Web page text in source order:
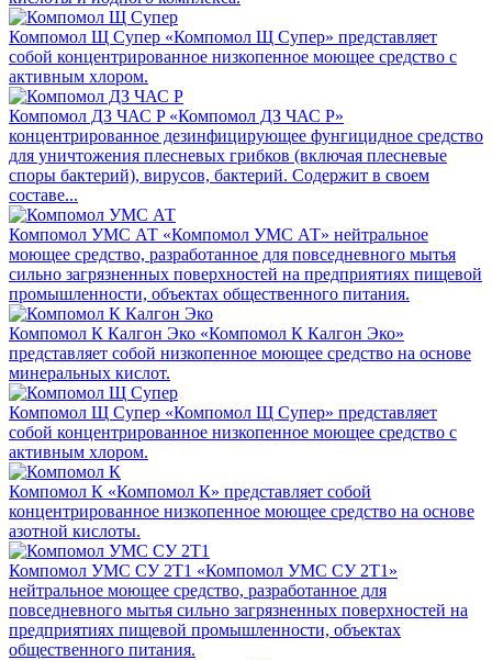
Компомол Щ Супер «Компомол Щ Супер» представляет
собой концентрированное низкопенное моющее средство с
активным хлором.
Компомол ДЗ ЧАС P «Компомол ДЗ ЧАС Р»
концентрированное дезинфицирующее фунгицидное средство
для уничтожения плесневых грибков (включая плесневые
споры бактерий), вирусов, бактерий. Содержит в своем
составе...
Компомол УМС АТ «Компомол УМС АТ» нейтральное
моющее средство, разработанное для повседневного мытья
сильно загрязненных поверхностей на предприятиях пищевой
промышленности, объектах общественного питания.
Компомол К Калгон Эко «Компомол К Калгон Эко»
представляет собой низкопенное моющее средство на основе
минеральных кислот.
Компомол Щ Супер «Компомол Щ Супер» представляет
собой концентрированное низкопенное моющее средство с
активным хлором.
Компомол К «Компомол К» представляет собой
концентрированное низкопенное моющее средство на основе
азотной кислоты.
Компомол УМС СУ 2Т1 «Компомол УМС СУ 2Т1»
нейтральное моющее средство, разработанное для
повседневного мытья сильно загрязненных поверхностей на
предприятиях пищевой промышленности, объектах
общественного питания.